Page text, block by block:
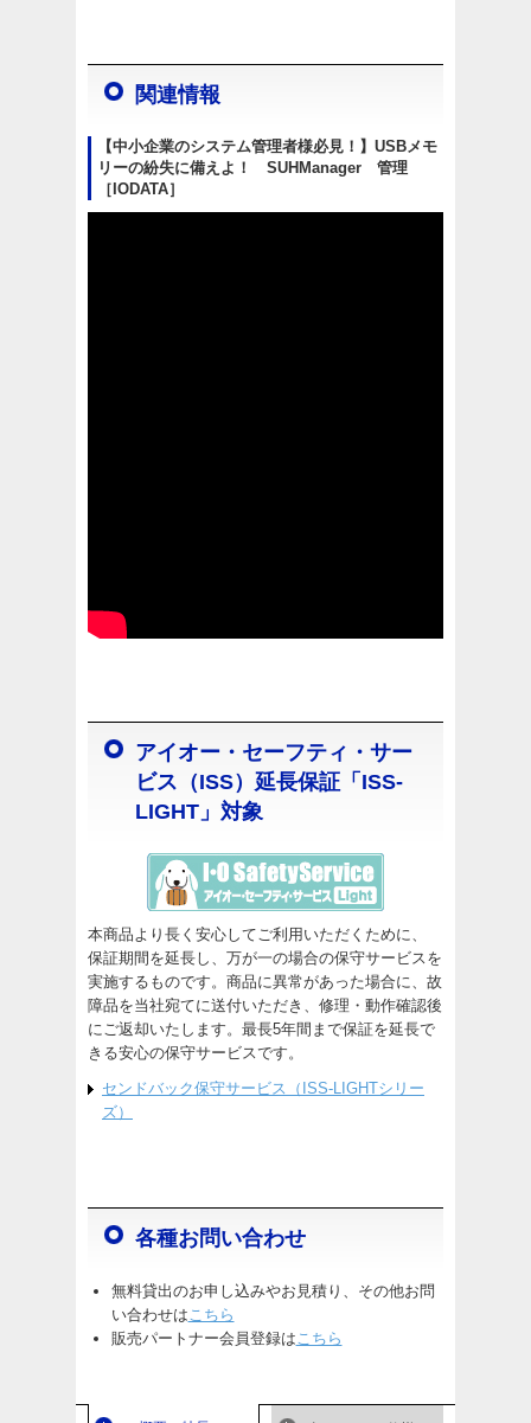
関連情報
【中小企業のシステム管理者様必見！】USBメモ
リーの紛失に備えよ！ SUHManager 管理
［IODATA］
アイオー・セーフティ・サー
ビス（ISS）延長保証「ISS-
LIGHT」対象
本商品より長く安心してご利用いただくために、
保証期間を延長し、万が一の場合の保守サービスを
実施するものです。商品に異常があった場合に、故
障品を当社宛てに送付いただき、修理・動作確認後
にご返却いたします。最長5年間まで保証を延長で
きる安心の保守サービスです。
センドバック保守サービス（ISS-LIGHTシリー
ズ）
各種お問い合わせ
無料貸出のお申し込みやお見積り、その他お問
い合わせはこちら
販売パートナー会員登録はこちら